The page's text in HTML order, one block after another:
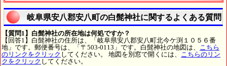
岐阜県安八郡安八町の白髭神社に関するよくある質問
【質問1】白髭神社の所在地は何処ですか？
【回答1】白髭神社の住所は、「岐阜県安八郡安八町北今ケ渕１０５６番
地」です。郵便番号は、「〒503-0113」です。白髭神社の地図は、 こちら
のリンクをクリック してください。 地図を別窓で開くには、 こちらのリン
クをクリック してください。